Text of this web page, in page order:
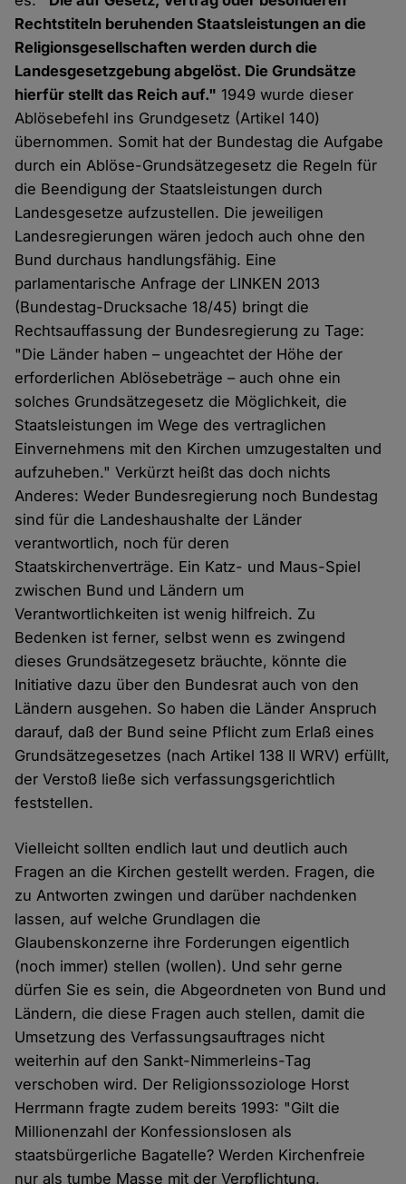
Rechtstiteln beruhenden Staatsleistungen an die
Religionsgesellschaften werden durch die
Landesgesetzgebung abgelöst. Die Grundsätze
hierfür stellt das Reich auf." 1949 wurde dieser
Ablösebefehl ins Grundgesetz (Artikel 140)
übernommen. Somit hat der Bundestag die Aufgabe
durch ein Ablöse-Grundsätzegesetz die Regeln für
die Beendigung der Staatsleistungen durch
Landesgesetze aufzustellen. Die jeweiligen
Landesregierungen wären jedoch auch ohne den
Bund durchaus handlungsfähig. Eine
parlamentarische Anfrage der LINKEN 2013
(Bundestag-Drucksache 18/45) bringt die
Rechtsauffassung der Bundesregierung zu Tage:
"Die Länder haben – ungeachtet der Höhe der
erforderlichen Ablösebeträge – auch ohne ein
solches Grundsätzegesetz die Möglichkeit, die
Staatsleistungen im Wege des vertraglichen
Einvernehmens mit den Kirchen umzugestalten und
aufzuheben." Verkürzt heißt das doch nichts
Anderes: Weder Bundesregierung noch Bundestag
sind für die Landeshaushalte der Länder
verantwortlich, noch für deren
Staatskirchenverträge. Ein Katz- und Maus-Spiel
zwischen Bund und Ländern um
Verantwortlichkeiten ist wenig hilfreich. Zu
Bedenken ist ferner, selbst wenn es zwingend
dieses Grundsätzegesetz bräuchte, könnte die
Initiative dazu über den Bundesrat auch von den
Ländern ausgehen. So haben die Länder Anspruch
darauf, daß der Bund seine Pflicht zum Erlaß eines
Grundsätzegesetzes (nach Artikel 138 II WRV) erfüllt,
der Verstoß ließe sich verfassungsgerichtlich
feststellen.
Vielleicht sollten endlich laut und deutlich auch
Fragen an die Kirchen gestellt werden. Fragen, die
zu Antworten zwingen und darüber nachdenken
lassen, auf welche Grundlagen die
Glaubenskonzerne ihre Forderungen eigentlich
(noch immer) stellen (wollen). Und sehr gerne
dürfen Sie es sein, die Abgeordneten von Bund und
Ländern, die diese Fragen auch stellen, damit die
Umsetzung des Verfassungsauftrages nicht
weiterhin auf den Sankt-Nimmerleins-Tag
verschoben wird. Der Religionssoziologe Horst
Herrmann fragte zudem bereits 1993: "Gilt die
Millionenzahl der Konfessionslosen als
staatsbürgerliche Bagatelle? Werden Kirchenfreie
nur als tumbe Masse mit der Verpflichtung,